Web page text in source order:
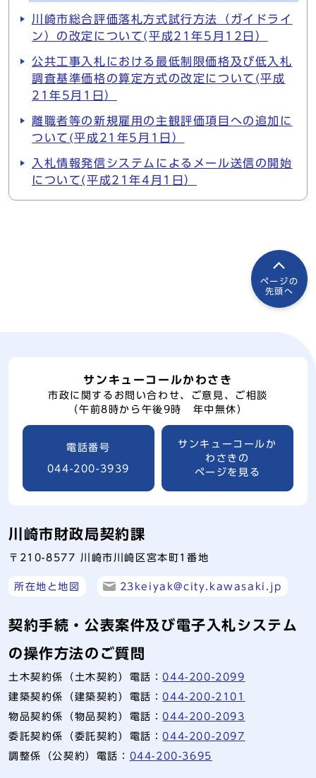
川崎市総合評価落札方式試行方法（ガイドライ
ン）の改定について(平成21年5月12日）
公共工事入札における最低制限価格及び低入札
調査基準価格の算定方式の改定について(平成
21年5月1日）
離職者等の新規雇用の主観評価項目への追加に
ついて(平成21年5月1日）
入札情報発信システムによるメール送信の開始
について(平成21年4月1日）
ページの
先頭へ
サンキューコールかわさき
市政に関するお問い合わせ、ご意見、ご相談
（午前8時から午後9時 年中無休）
電話番号
044-200-3939
サンキューコールか
わさきの
ページを見る
川崎市財政局契約課
〒210-8577 川崎市川崎区宮本町1番地
所在地と地図 23keiyak@city.kawasaki.jp
契約手続・公表案件及び電子入札システム
の操作方法のご質問
土木契約係（土木契約）電話：044-200-2099
建築契約係（建築契約）電話：044-200-2101
物品契約係（物品契約）電話：044-200-2093
委託契約係（委託契約）電話：044-200-2097
調整係（公契約）電話： 044-200-3695